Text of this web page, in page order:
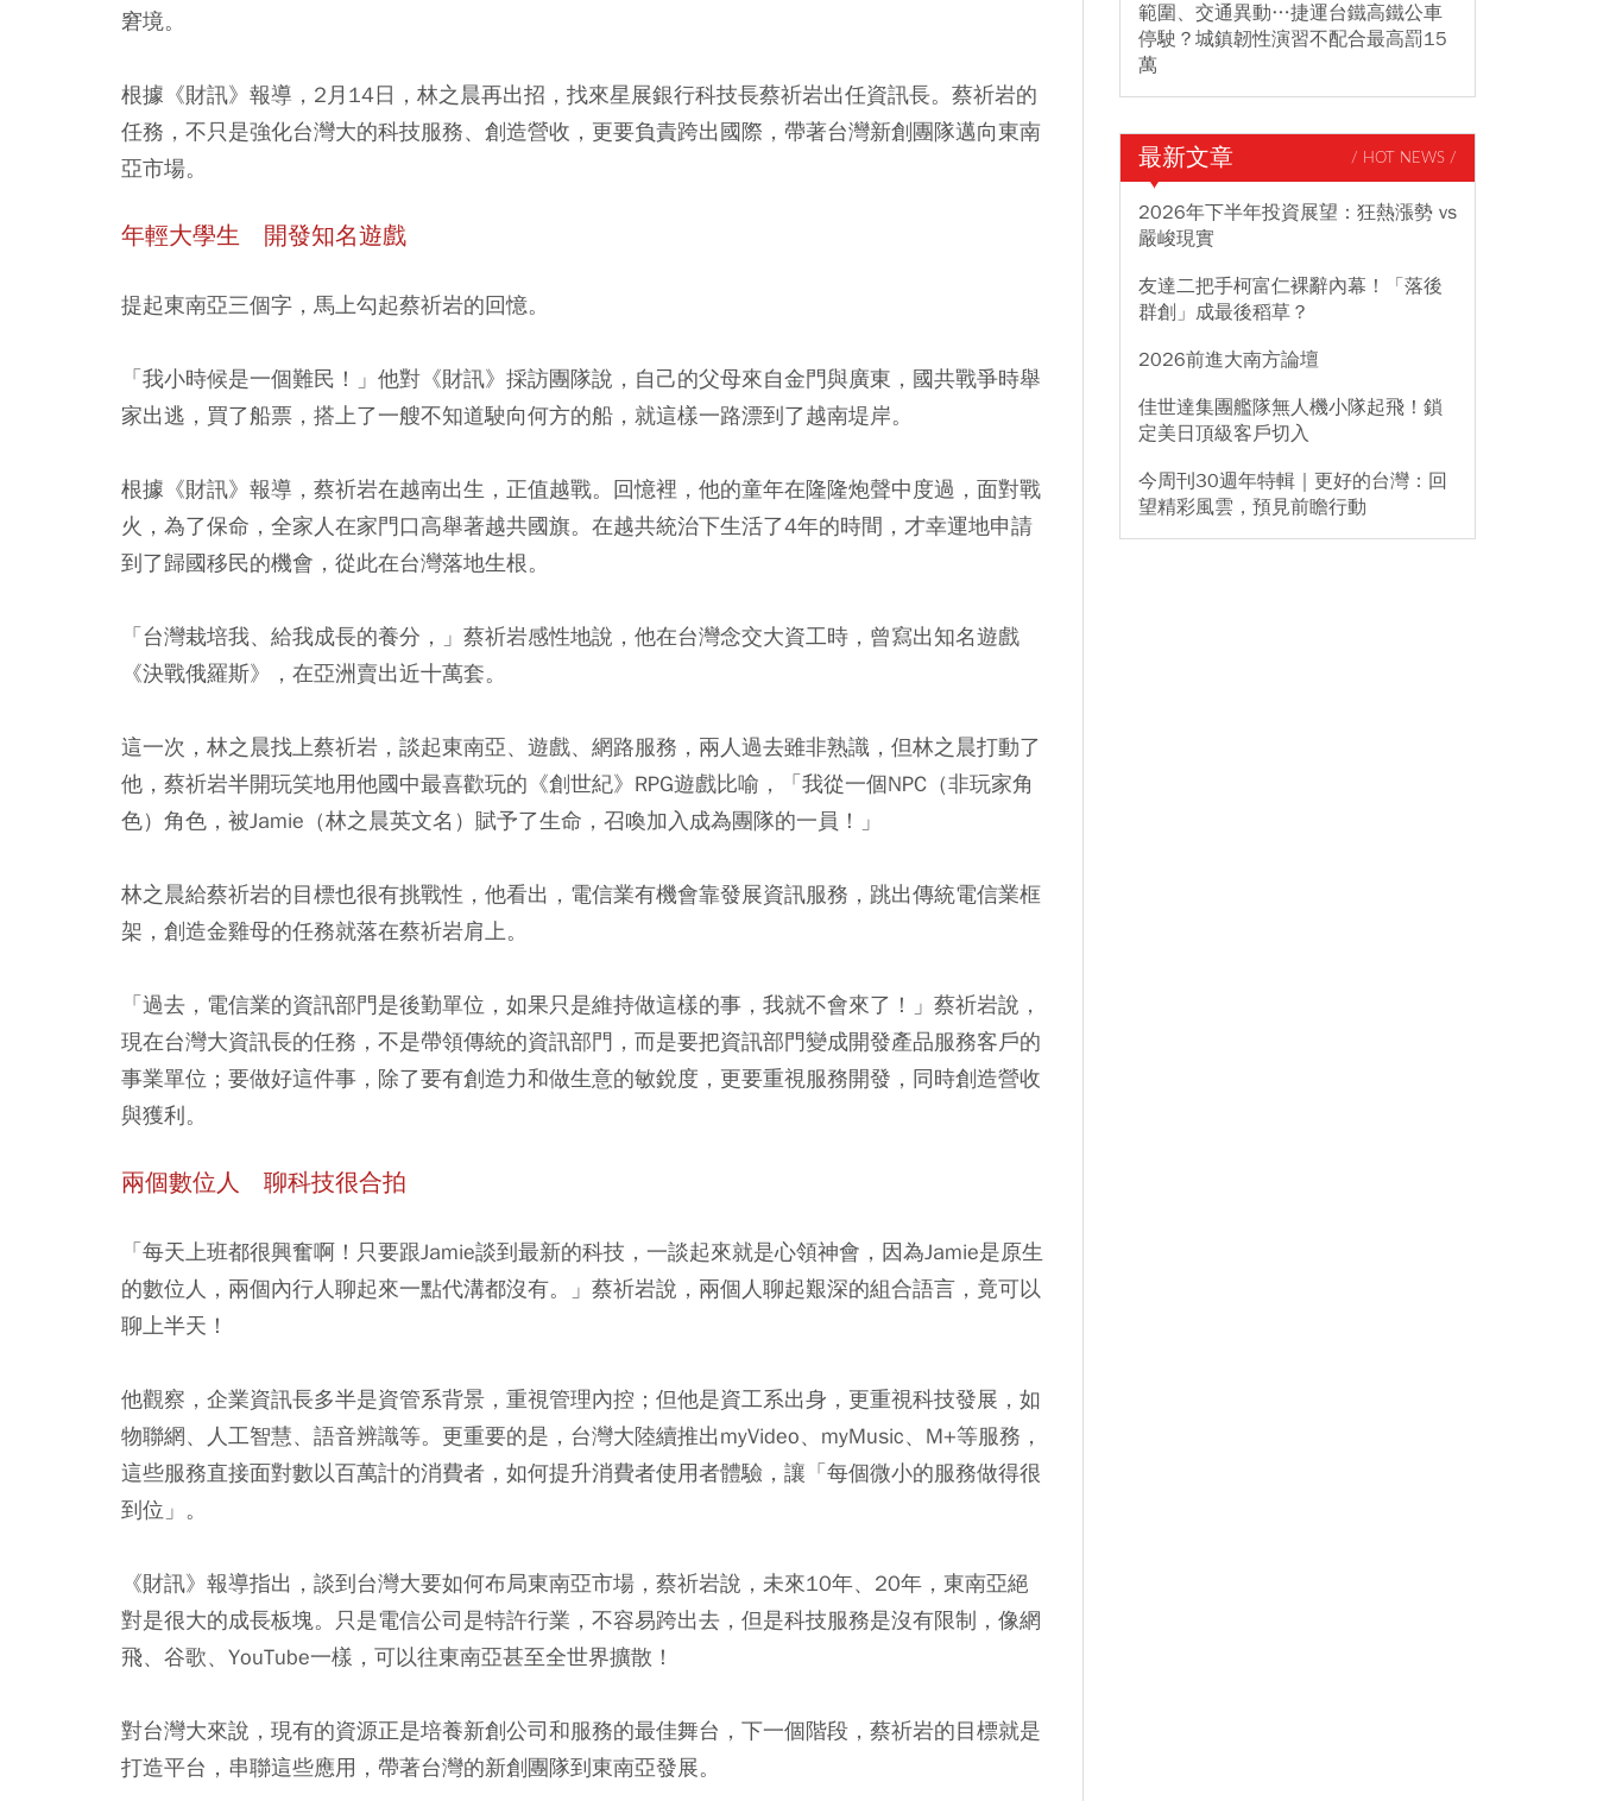
窘境。
根據《財訊》報導，2月14日，林之晨再出招，找來星展銀行科技長蔡祈岩出任資訊長。蔡祈岩的
任務，不只是強化台灣大的科技服務、創造營收，更要負責跨出國際，帶著台灣新創團隊邁向東南
亞市場。
年輕大學生 開發知名遊戲
提起東南亞三個字，馬上勾起蔡祈岩的回憶。
「我小時候是一個難民！」他對《財訊》採訪團隊說，自己的父母來自金門與廣東，國共戰爭時舉
家出逃，買了船票，搭上了一艘不知道駛向何方的船，就這樣一路漂到了越南堤岸。
根據《財訊》報導，蔡祈岩在越南出生，正值越戰。回憶裡，他的童年在隆隆炮聲中度過，面對戰
火，為了保命，全家人在家門口高舉著越共國旗。在越共統治下生活了4年的時間，才幸運地申請
到了歸國移民的機會，從此在台灣落地生根。
「台灣栽培我、給我成長的養分，」蔡祈岩感性地說，他在台灣念交大資工時，曾寫出知名遊戲
《決戰俄羅斯》，在亞洲賣出近十萬套。
這一次，林之晨找上蔡祈岩，談起東南亞、遊戲、網路服務，兩人過去雖非熟識，但林之晨打動了
他，蔡祈岩半開玩笑地用他國中最喜歡玩的《創世紀》RPG遊戲比喻，「我從一個NPC（非玩家角
色）角色，被Jamie（林之晨英文名）賦予了生命，召喚加入成為團隊的一員！」
林之晨給蔡祈岩的目標也很有挑戰性，他看出，電信業有機會靠發展資訊服務，跳出傳統電信業框
架，創造金雞母的任務就落在蔡祈岩肩上。
「過去，電信業的資訊部門是後勤單位，如果只是維持做這樣的事，我就不會來了！」蔡祈岩說，
現在台灣大資訊長的任務，不是帶領傳統的資訊部門，而是要把資訊部門變成開發產品服務客戶的
事業單位；要做好這件事，除了要有創造力和做生意的敏銳度，更要重視服務開發，同時創造營收
與獲利。
兩個數位人 聊科技很合拍
「每天上班都很興奮啊！只要跟Jamie談到最新的科技，一談起來就是心領神會，因為Jamie是原生
的數位人，兩個內行人聊起來一點代溝都沒有。」蔡祈岩說，兩個人聊起艱深的組合語言，竟可以
聊上半天！
他觀察，企業資訊長多半是資管系背景，重視管理內控；但他是資工系出身，更重視科技發展，如
物聯網、人工智慧、語音辨識等。更重要的是，台灣大陸續推出myVideo、myMusic、M+等服務，
這些服務直接面對數以百萬計的消費者，如何提升消費者使用者體驗，讓「每個微小的服務做得很
到位」。
《財訊》報導指出，談到台灣大要如何布局東南亞市場，蔡祈岩說，未來10年、20年，東南亞絕
對是很大的成長板塊。只是電信公司是特許行業，不容易跨出去，但是科技服務是沒有限制，像網
飛、谷歌、YouTube一樣，可以往東南亞甚至全世界擴散！
對台灣大來說，現有的資源正是培養新創公司和服務的最佳舞台，下一個階段，蔡祈岩的目標就是
打造平台，串聯這些應用，帶著台灣的新創團隊到東南亞發展。
範圍、交通異動…捷運台鐵高鐵公車
停駛？城鎮韌性演習不配合最高罰15
萬
最新文章 / HOT NEWS /
2026年下半年投資展望：狂熱漲勢 vs
嚴峻現實
友達二把手柯富仁裸辭內幕！「落後
群創」成最後稻草？
2026前進大南方論壇
佳世達集團艦隊無人機小隊起飛！鎖
定美日頂級客戶切入
今周刊30週年特輯｜更好的台灣：回
望精彩風雲，預見前瞻行動